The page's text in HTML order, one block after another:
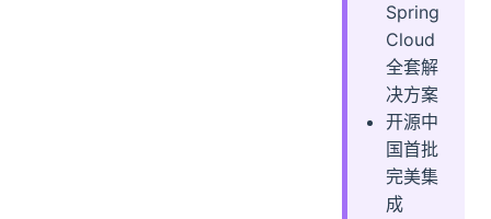
Spring
Cloud
全套解
决方案
开源中
国首批
完美集
成